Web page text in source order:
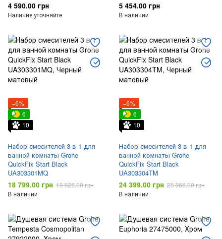
4 590.00 грн
Наличие уточняйте
5 454.00 грн
В наличии
−6%
6
10
Набор смесителей 3 в 1 для
ванной комнаты Grohe
QuickFix Start Black
UA303301MQ
18 799.00 грн 19 926.00 грн
В наличии
−6%
6
10
Набор смесителей 3 в 1 для
ванной комнаты Grohe
QuickFix Start Black
UA303304TM
24 399.00 грн 25 866.00 грн
В наличии